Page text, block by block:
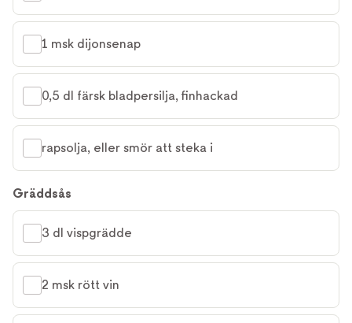
1 msk dijonsenap
0,5 dl färsk bladpersilja, finhackad
rapsolja, eller smör att steka i
Gräddsås
3 dl vispgrädde
2 msk rött vin